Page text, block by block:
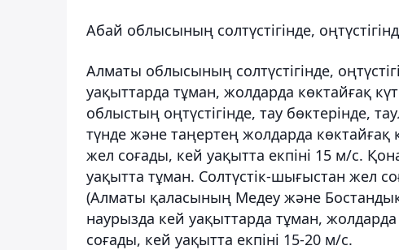
Абай облысының солтүстігінде,
Алматы облысының солтүстігінде,
уақыттарда тұман, жолдарда көктайғақ
облыстың оңтүстігінде, тау бөктерінде,
түнде және таңертең жолдарда көктайғақ
жел соғады, кей уақытта екпіні 15 м/с.
уақытта тұман. Солтүстік-шығыстан жел
(Алматы қаласының Медеу және
наурызда кей уақыттарда тұман, жолдарда
соғады, кей уақытта екпіні 15-20 м/с.